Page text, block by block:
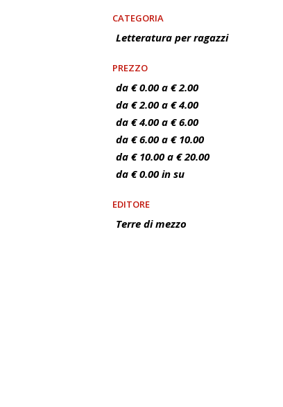
CATEGORIA
Letteratura per ragazzi
PREZZO
da € 0.00 a € 2.00
da € 2.00 a € 4.00
da € 4.00 a € 6.00
da € 6.00 a € 10.00
da € 10.00 a € 20.00
da € 0.00 in su
EDITORE
Terre di mezzo